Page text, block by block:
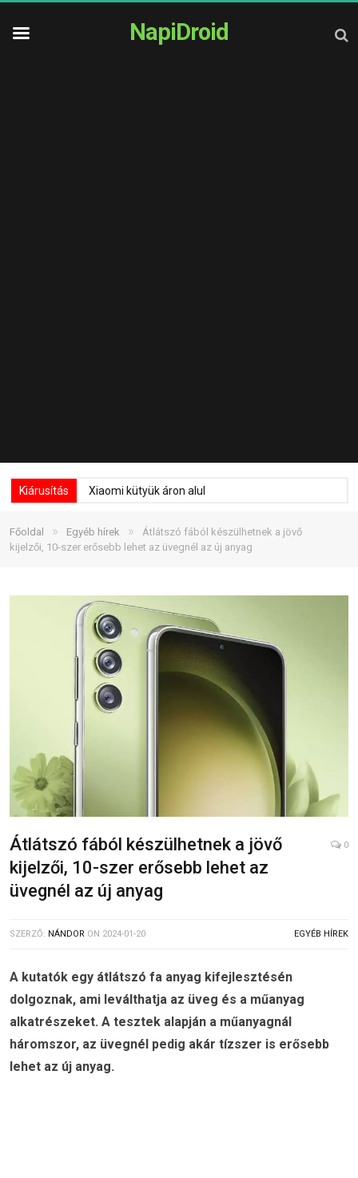
NapiDroid
Kiárusítás Xiaomi kütyük áron alul
Főoldal » Egyéb hírek »
Átlátszó fából készülhetnek a jövő
kijelzői, 10-szer erősebb lehet az üvegnél az új anyag
Átlátszó fából készülhetnek a jövő
kijelzői, 10-szer erősebb lehet az
üvegnél az új anyag
0
SZERZŐ: NÁNDOR ON 2024-01-20 EGYÉB HÍREK
A kutatók egy átlátszó fa anyag kifejlesztésén
dolgoznak, ami leválthatja az üveg és a műanyag
alkatrészeket. A tesztek alapján a műanyagnál
háromszor, az üvegnél pedig akár tízszer is erősebb
lehet az új anyag.